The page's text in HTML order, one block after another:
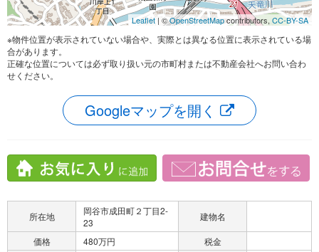
Leaflet| ©OpenStreetMapcontributors, CC-BY-SA
※物件位置が表示されていない場合や、実際とは異なる位置に表示されている場
合があります。
正確な位置については必ず取り扱い元の市町村または不動産会社へお問い合わ
せください。
Googleマップを開く
所在地
岡谷市成田町２丁目2-
23
建物名
価格 480万円
税金